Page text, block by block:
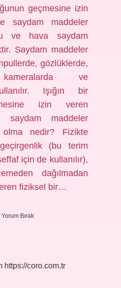
geçmesine izin
saydam maddeler
ve hava saydam
Saydam maddeler
gözlüklerde,
ve
Işığın bir
izin veren
saydam maddeler
nedir? Fizikte
(bu terim
için de kullanılır),
dağılmadan
fiziksel bir…
Yorum Bırak
https://coro.com.tr